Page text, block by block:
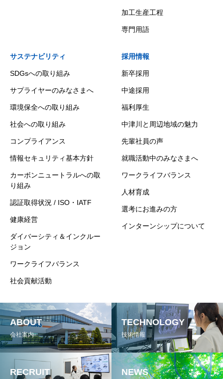
加工生産工程
専門用語
サステナビリティ
SDGsへの取り組み
サプライヤーのみなさまへ
環境保全への取り組み
社会への取り組み
コンプライアンス
情報セキュリティ基本方針
カーボンニュートラルへの取
り組み
認証取得状況 / ISO・IATF
健康経営
ダイバーシティ＆インクルー
ジョン
ワークライフバランス
社会貢献活動
採用情報
新卒採用
中途採用
福利厚生
中津川と周辺地域の魅力
先輩社員の声
就職活動中のみなさまへ
ワークライフバランス
人材育成
選考にお進みの方
インターンシップについて
ABOUT
会社案内
TECHNOLOGY
技術情報
RECRUIT NEWS